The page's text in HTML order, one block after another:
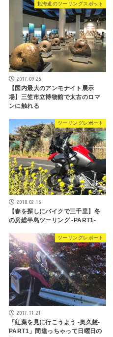
北海道のツーリングスポット
2017.09.26
【国内最大のアンモナイト展示
場】三笠市立博物館で太古のロマ
ンに触れる
ツーリングレポート
2018.02.16
【春を探しにバイクで三千里】冬
の房総半島ツーリング -PART1-
ツーリングレポート
2017.11.21
「紅葉を見に行こうよう -奥久慈-
PART1」間違っちゃって日曜日の